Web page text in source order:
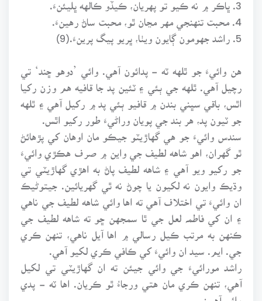
3. ڀاڪر ۾ نه ڪيو تو پهريان، ڪيڏو ڪالهه ڀليئنءَ.
4. محبت تنهنجي مهر مڃان ٿو، محبت ساڻ رهينءَ.
5. راشد جهومون ڳايون ويٺا، ڀريو پيگ پرينءَ.(9)
هن وائيءَ جو ٿلهه ٽه - پدائون آهي. وائي ’دوهو ڇند‘ تي
رچيل آهي. ٿلهه جي ٻئي ۽ ٽئين پد جا قافيه هم وزن رکيا
اٿس، باقي سڀني بندن ۾ قافيو ٻئي پد ۾ رکيل آهي ۽ ٿلهه
جو ٽيون پد، هر بند جي پويان وراڻيءَ طور رکيو اٿس.
سندس وائيءَ جو هي گهاڙيٽو جيڪو مان اوهان کي پڙهائڻ
ٿو گهران، اهو شاهه لطيف جي واين ۾ صرف هڪڙي وائيءَ
جو رکيو ويو آهي ۽ شاهه لطيف پاڻ به اهڙي گهاڙيٽي تي
وڌيڪ وايون نه لکيون يا چوڻ نه ٿي گهريائين. جيتوڻيڪ
ان وائيءَ تي اختلاف آهي ته اها وائي شاهه لطيف جي ناهي
۽ ان کي فاطمہ لعل جي ٿا سمجهن ڇو ته شاهه لطيف جي
ڪنهن به مرتب ڪيل رسالي ۾ اها آيل ناهي، تنهن ڪري
جي. ايم. سيد ان وائيءَ کي ڪافي ڪري لکيو آهي.
راشد مورائيءَ جي وائي جيئن ته ان گهاڙيٽي تي لکيل
آهي، تنهن ڪري مان هتي ورجاءُ ٿو ڪريان. اها ٽه - پدي
وائي آهي: